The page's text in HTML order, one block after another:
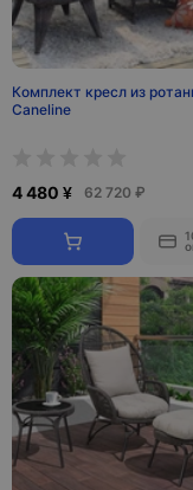
Комплект кресл из
Сaneline
4 480 ¥ 62 720 ₽